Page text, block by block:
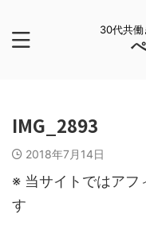
30代共
IMG_2893
2018年7月14日
※ 当サイトではアフ
す